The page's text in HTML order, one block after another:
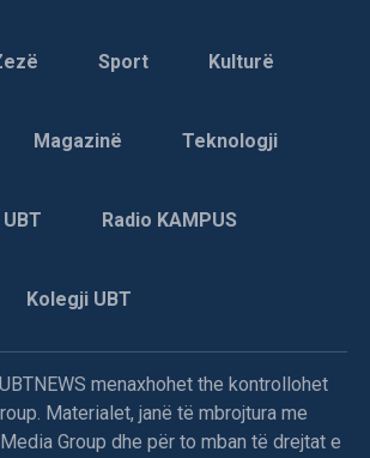
Sport Kulturë
Magazinë Teknologji
Radio KAMPUS
Kolegji UBT
menaxhohet the kontrollohet
Materialet, janë të mbrojtura me
Group dhe për to mban të drejtat e